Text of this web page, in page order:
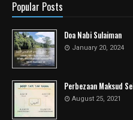
Popular Posts
Doa Nabi Sulaiman
January 20, 2024
Perbezaan Maksud
August 25, 2021